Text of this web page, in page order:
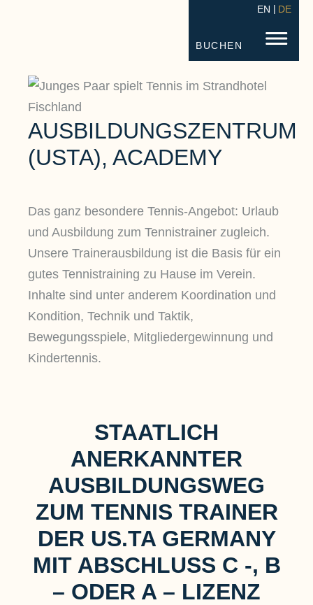
STRANDHOTEL FISCHLAND
BUCHEN
EN DE
AUSBILDUNGSZENTRUM
(USTA), ACADEMY
Das ganz besondere Tennis-Angebot: Urlaub
und Ausbildung zum Tennistrainer zugleich.
Unsere Trainerausbildung ist die Basis für ein
gutes Tennistraining zu Hause im Verein.
Inhalte sind unter anderem Koordination und
Kondition, Technik und Taktik,
Bewegungsspiele, Mitgliedergewinnung und
Kindertennis.
STAATLICH
ANERKANNTER
AUSBILDUNGSWEG
ZUM TENNIS TRAINER
DER US.TA GERMANY
MIT ABSCHLUSS C -, B
– ODER A – LIZENZ